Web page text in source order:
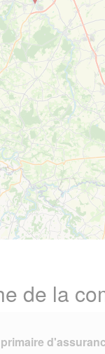
de la